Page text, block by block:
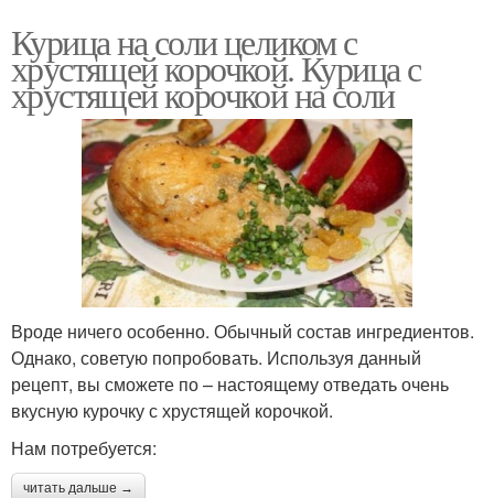
Курица на соли целиком с
хрустящей корочкой. Курица с
хрустящей корочкой на соли
Вроде ничего особенно. Обычный состав ингредиентов.
Однако, советую попробовать. Используя данный
рецепт, вы сможете по – настоящему отведать очень
вкусную курочку с хрустящей корочкой.
Нам потребуется:
читать дальше →